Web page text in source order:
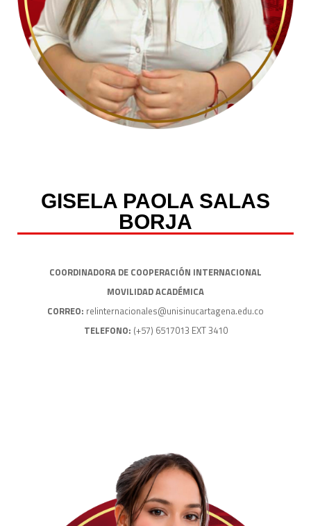
GISELA PAOLA SALAS
BORJA
COORDINADORA DE COOPERACIÓN INTERNACIONAL
MOVILIDAD ACADÉMICA
CORREO: relinternacionales@unisinucartagena.edu.co
TELEFONO: (+57) 6517013 EXT 3410